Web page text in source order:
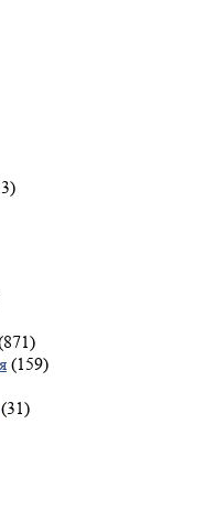
(159)
(31)